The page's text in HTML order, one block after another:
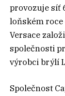
provozuje síť
loňském
Versace
společnosti
výrobci brýlí
Společnost